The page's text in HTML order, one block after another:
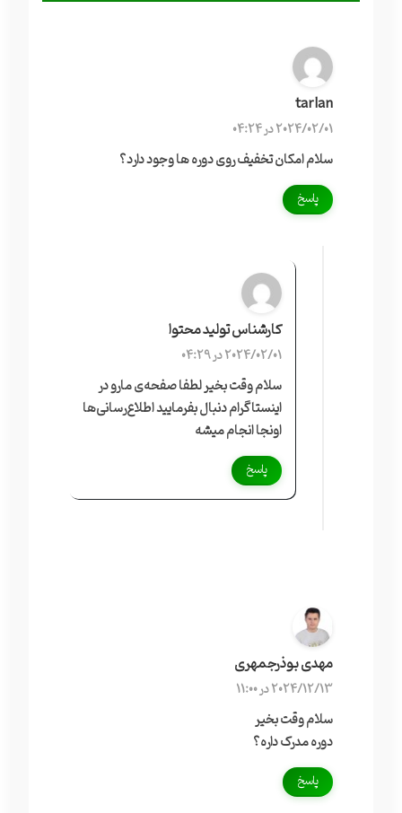
tarlan
2024/02/01 در 04:24
سلام امکان تخفیف روی دوره ها وجود دارد؟
پاسخ
کارشناس تولید محتوا
2024/02/01 در 04:29
سلام وقت بخیر لطفا صفحه‌ی مارو در
اینستاگرام دنبال بفرمایید اطلاع‌رسانی‌ها
اونجا انجام میشه
پاسخ
مهدی بوذرجمهری
2024/12/13 در 11:00
سلام وقت بخیر
دوره مدرک داره؟
پاسخ